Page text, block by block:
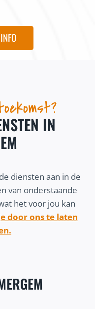
IN
diensten aan in de
van onderstaande
het voor jou kan
door ons te laten